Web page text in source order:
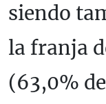
siendo
la franja
(63,0%